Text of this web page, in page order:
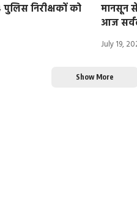
निरीक्षकों को
मानसून
आज
July 19,
Show More